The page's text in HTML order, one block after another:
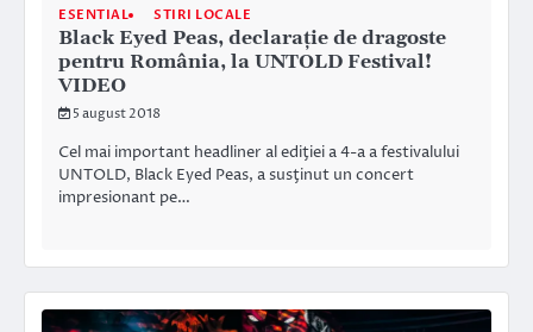
ESENTIAL STIRI LOCALE
Black Eyed Peas, declaraţie de dragoste
pentru România, la UNTOLD Festival!
VIDEO
5 august 2018
Cel mai important headliner al ediţiei a 4-a a festivalului
UNTOLD, Black Eyed Peas, a susţinut un concert
impresionant pe…